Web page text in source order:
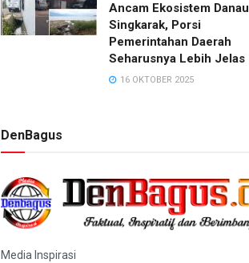
Ancam Ekosistem Danau
Singkarak, Porsi
Pemerintahan Daerah
Seharusnya Lebih Jelas
16 OKTOBER 2025
DenBagus
Media Inspirasi